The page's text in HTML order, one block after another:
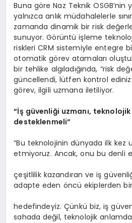
Buna göre Naz Teknik OSGB’nin
yalnızca anlık müdahalelerle
zamanda dinamik bir risk
sunuyor. Görüntü işleme
riskleri CRM sistemiyle entegre
otomatik görev atamaları
bir tehlike algıladığında, “risk
güncellendi, lütfen kontrol
görev, ilgili uzmana iletiliyor.
“İş güvenliği uzmanı,
desteklenmeli”
“Bu teknolojinin dünyada ilk kez
etmiyoruz. Ancak, onu bu denli
çeşitlilik kazandıran ve iş
adapte eden öncü ekiplerden
hedefindeyiz. Çünkü biz, iş
sahada değil, teknolojik